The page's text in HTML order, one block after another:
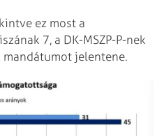
ez most a
7, a DK-MSZP-P-nek
mandátumot jelentene.